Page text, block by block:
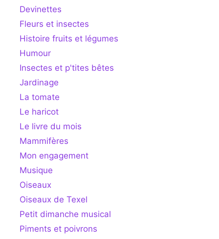
Devinettes
Fleurs et insectes
Histoire fruits et légumes
Humour
Insectes et p'tites bêtes
Jardinage
La tomate
Le haricot
Le livre du mois
Mammifères
Mon engagement
Musique
Oiseaux
Oiseaux de Texel
Petit dimanche musical
Piments et poivrons